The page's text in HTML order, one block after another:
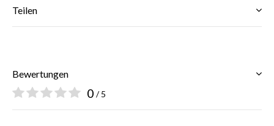
Teilen
Bewertungen
0 / 5